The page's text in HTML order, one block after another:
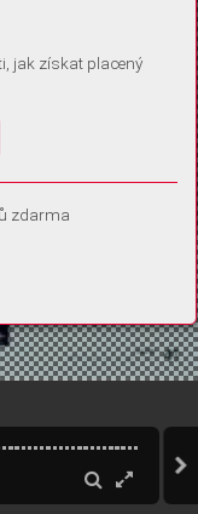
zařízení, abychom se
upravit ve Správě
jak získat placený
zdarma